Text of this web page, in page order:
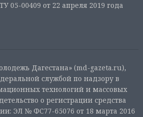
00409 от 22 апреля 2019 года
Дагестана» (md-gazeta.ru),
службой по надзору в
технологий и массовых
о регистрации средства
ЭЛ № ФС77-65076 от 18 марта 2016